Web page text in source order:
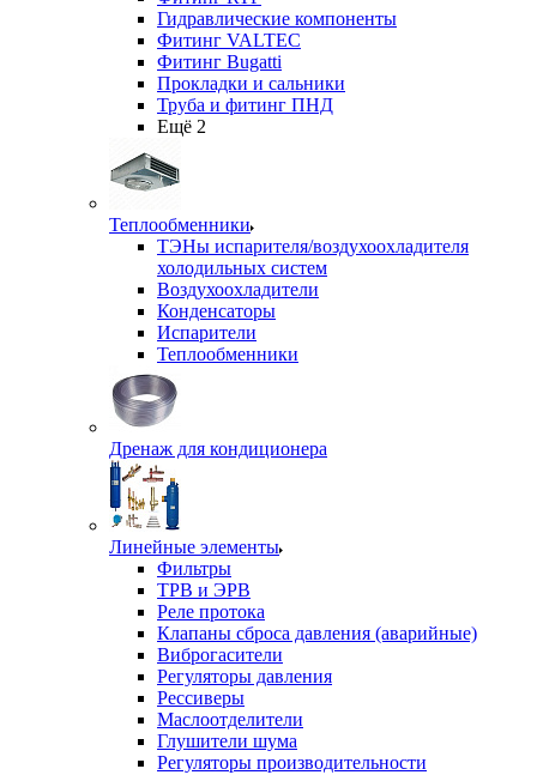
Гидравлические компоненты
Фитинг VALTEC
Фитинг Bugatti
Прокладки и сальники
Труба и фитинг ПНД
Ещё 2
Теплообменники
ТЭНы испарителя/воздухоохладителя
холодильных систем
Воздухоохладители
Конденсаторы
Испарители
Теплообменники
Дренаж для кондиционера
Линейные элементы
Фильтры
ТРВ и ЭРВ
Реле протока
Клапаны сброса давления (аварийные)
Виброгасители
Регуляторы давления
Рессиверы
Маслоотделители
Глушители шума
Регуляторы производительности